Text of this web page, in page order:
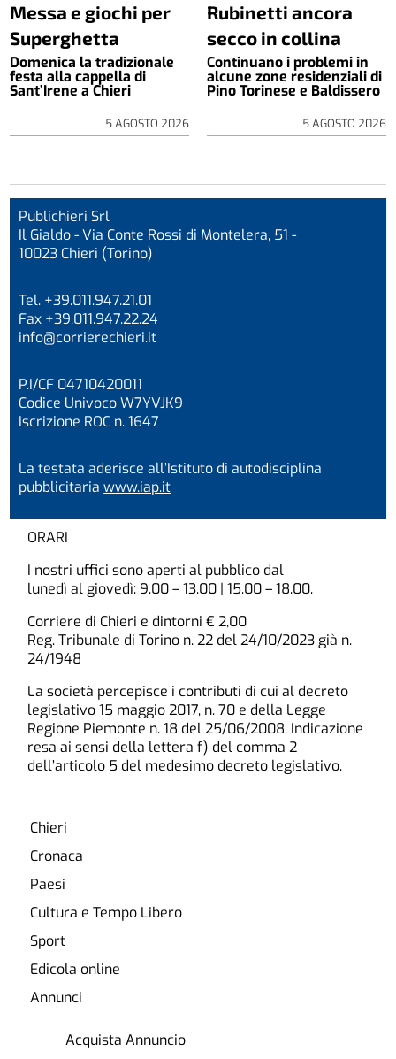
Messa e giochi per
Superghetta
Domenica la tradizionale
festa alla cappella di
Sant’Irene a Chieri
5 AGOSTO 2026
Rubinetti ancora
secco in collina
Continuano i problemi in
alcune zone residenziali di
Pino Torinese e Baldissero
5 AGOSTO 2026
Publichieri Srl
Il Gialdo - Via Conte Rossi di Montelera, 51 -
10023 Chieri (Torino)
Tel. +39.011.947.21.01
Fax +39.011.947.22.24
info@corrierechieri.it
P.I/CF 04710420011
Codice Univoco W7YVJK9
Iscrizione ROC n. 1647
La testata aderisce all’Istituto di autodisciplina
pubblicitariawww.iap.it
ORARI
I nostri uffici sono aperti al pubblico dal
lunedì al giovedì: 9.00 – 13.00 | 15.00 – 18.00.
Corriere di Chieri e dintorni € 2,00
Reg. Tribunale di Torino n. 22 del 24/10/2023 già n.
24/1948
La società percepisce i contributi di cui al decreto
legislativo 15 maggio 2017, n. 70 e della Legge
Regione Piemonte n. 18 del 25/06/2008. Indicazione
resa ai sensi della lettera f) del comma 2
dell’articolo 5 del medesimo decreto legislativo.
Chieri
Cronaca
Paesi
Cultura e Tempo Libero
Sport
Edicola online
Annunci
Acquista Annuncio